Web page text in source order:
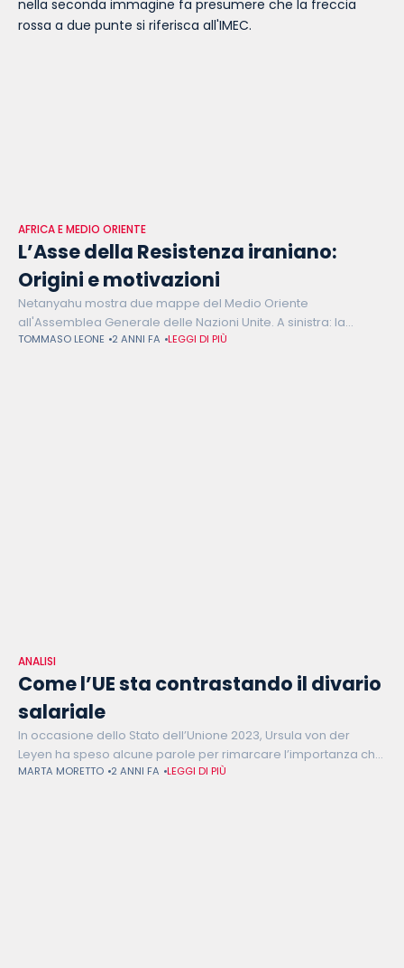
AFRICA E MEDIO ORIENTE
L’Asse della Resistenza iraniano:
Origini e motivazioni
Netanyahu mostra due mappe del Medio Oriente
all'Assemblea Generale delle Nazioni Unite. A sinistra: la
"maledizione" dell'Asse della Resistenza iraniano. A destra: la
TOMMASO LEONE 2 ANNI FA LEGGI DI PIÙ
ANALISI
Come l’UE sta contrastando il divario
salariale
In occasione dello Stato dell’Unione 2023, Ursula von der
Leyen ha speso alcune parole per rimarcare l’importanza che
il Gender Pay Gap e le differenze di genere hanno nell’agenda
MARTA MORETTO 2 ANNI FA LEGGI DI PIÙ